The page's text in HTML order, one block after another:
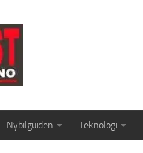
Nybilguiden Teknologi